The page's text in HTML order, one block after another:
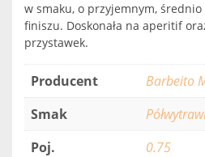
w smaku, o przyjemnym,
finiszu. Doskonała na aperitif
przystawek.
Producent
Barbeito
Smak
Poj.
0.75